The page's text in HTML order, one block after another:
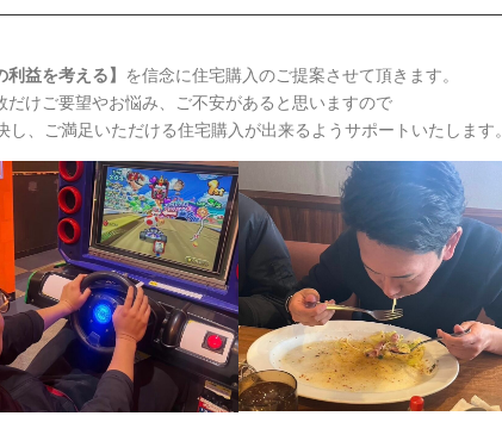
利益を考える】 を信念に住宅購入のご提案させて頂きます。
だけご要望やお悩み、ご不安があると思いますので
し、ご満足いただける住宅購入が出来るようサポートいたします。